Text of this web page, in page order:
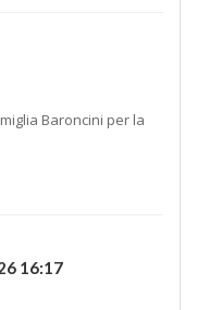
Baroncini per la
16:17